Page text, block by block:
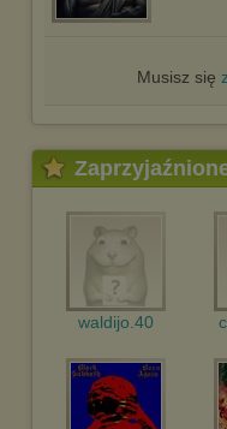
Musisz się
waldijo.40